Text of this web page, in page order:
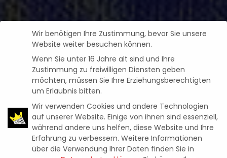
News
Wir benötigen Ihre Zustimmung, bevor Sie unsere
Website weiter besuchen können.
Wenn Sie unter 16 Jahre alt sind und Ihre
Zustimmung zu freiwilligen Diensten geben
möchten, müssen Sie Ihre Erziehungsberechtigten
um Erlaubnis bitten.
Wir verwenden Cookies und andere Technologien
auf unserer Website. Einige von ihnen sind essenziell,
während andere uns helfen, diese Website und Ihre
Erfahrung zu verbessern. Weitere Informationen
über die Verwendung Ihrer Daten finden Sie in